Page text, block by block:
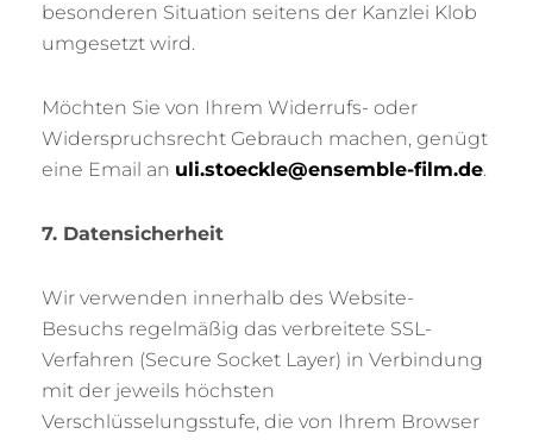
besonderen Situation seitens der Kanzlei Klob
umgesetzt wird.
Möchten Sie von Ihrem Widerrufs- oder
Widerspruchsrecht Gebrauch machen, genügt
eine Email an uli.stoeckle@ensemble-film.de.
7. Datensicherheit
Wir verwenden innerhalb des Website-
Besuchs regelmäßig das verbreitete SSL-
Verfahren (Secure Socket Layer) in Verbindung
mit der jeweils höchsten
Verschlüsselungsstufe, die von Ihrem Browser